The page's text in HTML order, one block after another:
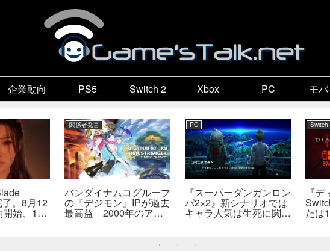
企業動向 PS5 Switch 2 Xbox PC モ
。8月12
開始、11
関係者発言
バンダイナムコグループ
の『デジモン』IPが過去
最高益 2000年のアニ
PC
『スーパーダンガンロン
パ2×2』新シナリオでは
キャラ人気は生死に関係
らないで」
Switch
『デ
たは